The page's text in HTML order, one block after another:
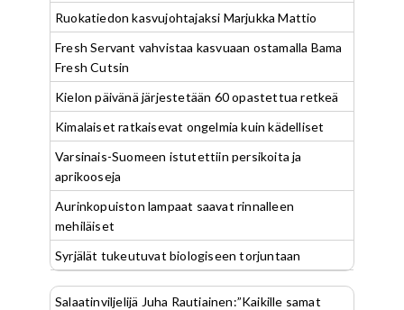
Ruokatiedon kasvujohtajaksi Marjukka Mattio
Fresh Servant vahvistaa kasvuaan ostamalla Bama
Fresh Cutsin
Kielon päivänä järjestetään 60 opastettua retkeä
Kimalaiset ratkaisevat ongelmia kuin kädelliset
Varsinais-Suomeen istutettiin persikoita ja
aprikooseja
Aurinkopuiston lampaat saavat rinnalleen
mehiläiset
Syrjälät tukeutuvat biologiseen torjuntaan
Salaatinviljelijä Juha Rautiainen:”Kaikille samat